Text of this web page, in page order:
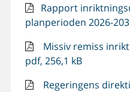
Rapport
planperioden 2026-
Missiv remiss
pdf, 256,1 kB
Regeringens